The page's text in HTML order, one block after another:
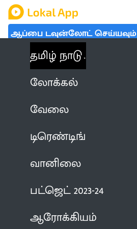
ஆப்பை டவுன்லோட் செய்யவும்
தமிழ் நாடு
லோக்கல்
வேலை
டிரெண்டிங்
வானிலை
பட்ஜெட் 2023-24
ஆரோக்கியம்